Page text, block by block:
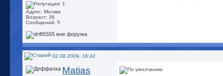
Адрес: Москва
Возраст: 36
Сообщений: 5
02.08.2009, 16:42
Matias